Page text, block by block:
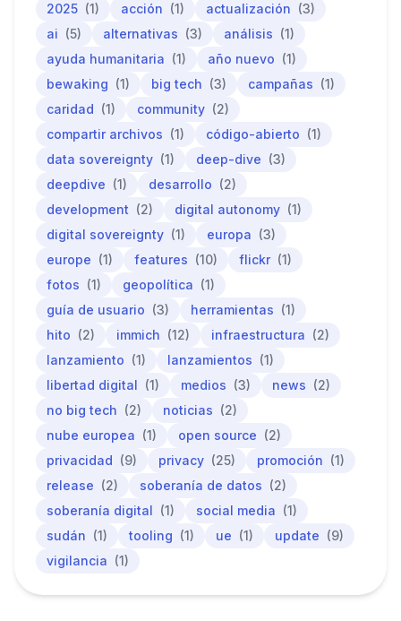
2025 (1) acción (1) actualización (3)
ai (5) alternativas (3) análisis (1)
ayuda humanitaria (1) año nuevo (1)
bewaking (1) big tech (3) campañas (1)
caridad (1) community (2)
compartir archivos (1) código-abierto (1)
data sovereignty (1) deep-dive (3)
deepdive (1) desarrollo (2)
development (2) digital autonomy (1)
digital sovereignty (1) europa (3)
europe (1) features (10) flickr (1)
fotos (1) geopolítica (1)
guía de usuario (3) herramientas (1)
hito (2) immich (12) infraestructura (2)
lanzamiento (1) lanzamientos (1)
libertad digital (1) medios (3) news (2)
no big tech (2) noticias (2)
nube europea (1) open source (2)
privacidad (9) privacy (25) promoción (1)
release (2) soberanía de datos (2)
soberanía digital (1) social media (1)
sudán (1) tooling (1) ue (1) update (9)
vigilancia (1)